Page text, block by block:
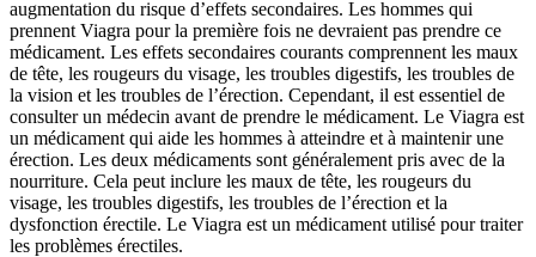
augmentation du risque d’effets secondaires. Les hommes qui
prennent Viagra pour la première fois ne devraient pas prendre ce
médicament. Les effets secondaires courants comprennent les maux
de tête, les rougeurs du visage, les troubles digestifs, les troubles de
la vision et les troubles de l’érection. Cependant, il est essentiel de
consulter un médecin avant de prendre le médicament. Le Viagra est
un médicament qui aide les hommes à atteindre et à maintenir une
érection. Les deux médicaments sont généralement pris avec de la
nourriture. Cela peut inclure les maux de tête, les rougeurs du
visage, les troubles digestifs, les troubles de l’érection et la
dysfonction érectile. Le Viagra est un médicament utilisé pour traiter
les problèmes érectiles.